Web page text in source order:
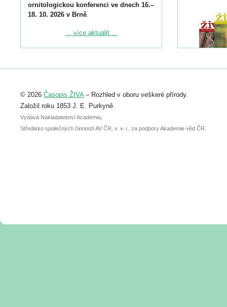
ornitologickou konferenci ve dnech 16.–
18. 10. 2026 v Brně.
Podrobnější informace ke konferenci
Registrovat se můžete do 6. září.
abstraktu přihlášené přednášky nebo
posteru je už 30. června.
... více aktualit ...
© 2026 Časopis ŽIVA– Rozhled v oboru veškeré přírody.
Založil roku 1853 J. E. Purkyně.
Vydává Nakladatelství Academia,
Středisko společných činností AV ČR, v. v. i., za podpory Akademie věd ČR.